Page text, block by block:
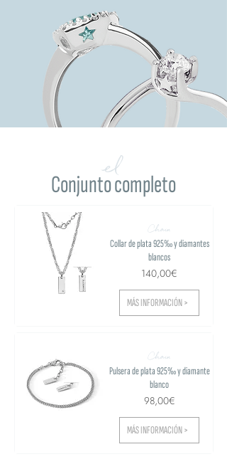
Conjunto completo
el
Chain
Collar de plata 925‰ y diamantes
blancos
140,00€
MÁS INFORMACIÓN >
Chain
Pulsera de plata 925‰ y diamante
blanco
98,00€
MÁS INFORMACIÓN >